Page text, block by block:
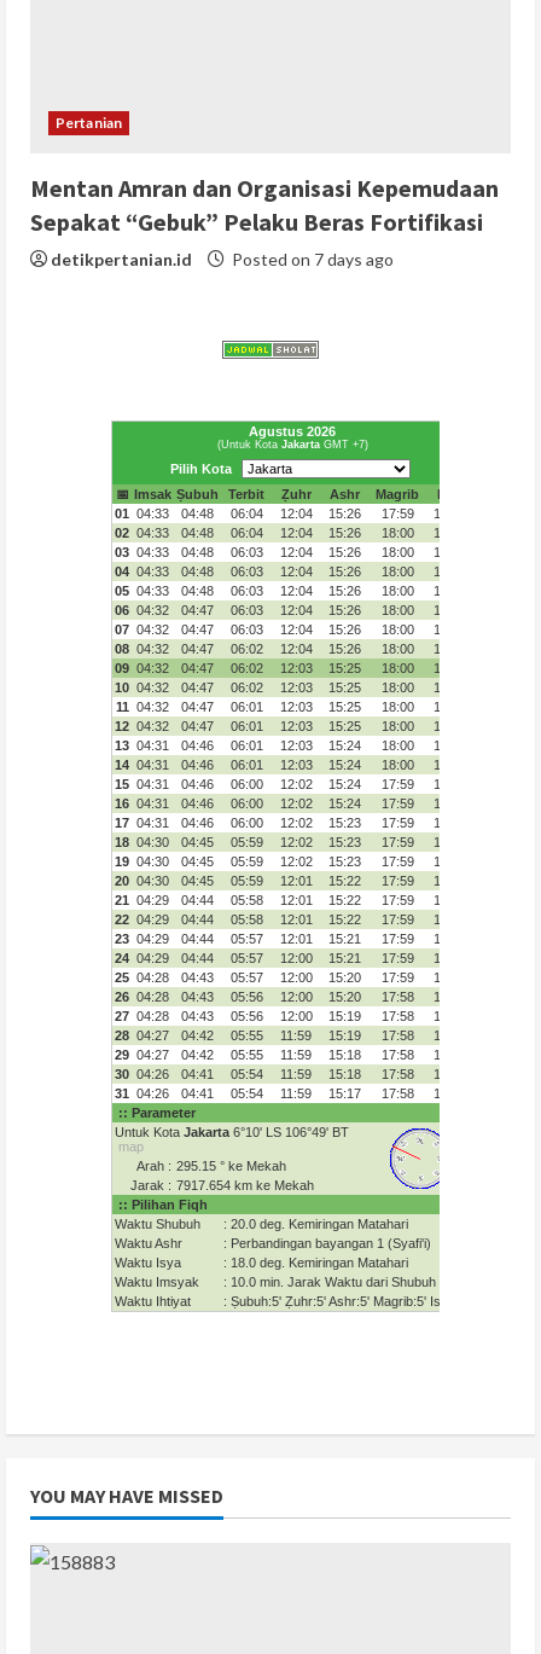
Pertanian
Mentan Amran dan Organisasi Kepemudaan
Sepakat “Gebuk” Pelaku Beras Fortifikasi
detikpertanian.id Posted on 7 days ago
YOU MAY HAVE MISSED